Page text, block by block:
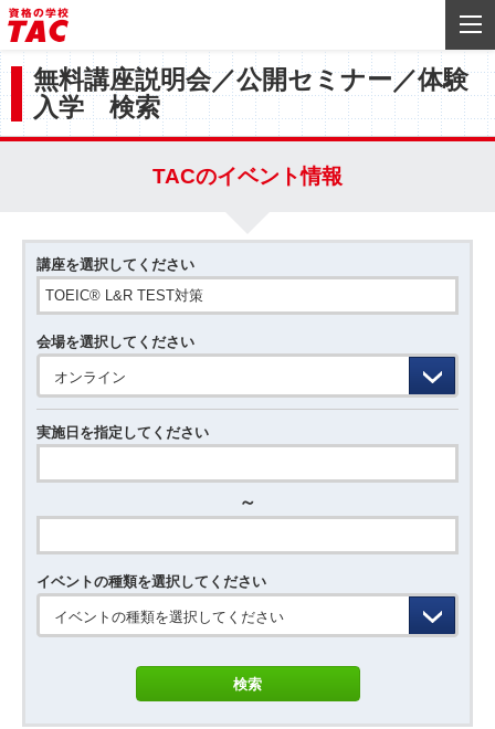
無料講座説明会／公開セミナー／体験
入学 検索
TACのイベント情報
講座を選択してください
会場を選択してください
オンライン
実施日を指定してください
～
イベントの種類を選択してください
イベントの種類を選択してください